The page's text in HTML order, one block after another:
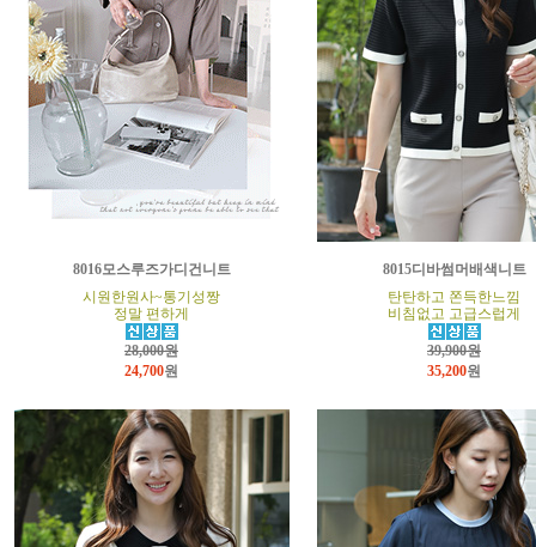
8016모스루즈가디건니트
시원한원사~통기성짱
정말 편하게
28,000원
24,700원
8015디바썸머배색니트
탄탄하고 쫀득한느낌
비침없고 고급스럽게
39,900원
35,200원